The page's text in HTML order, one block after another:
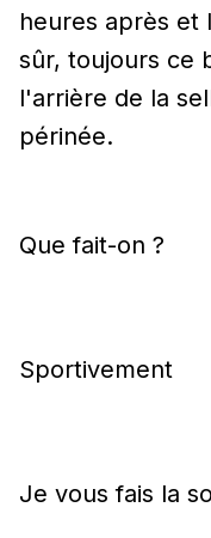
heures après et
sûr, toujours ce
l'arrière de la
périnée.
Que fait-on ?
Sportivement
Je vous fais la